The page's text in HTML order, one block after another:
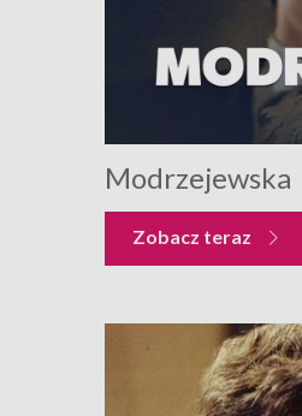
Modrzejewska
Zobacz teraz